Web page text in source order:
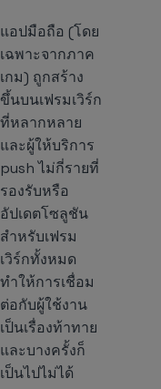
แอปมือถือ (โดย
เฉพาะจากภาค
เกม) ถูกสร้าง
ขึ้นบนเฟรมเวิร์ก
ที่หลากหลาย
และผู้ให้บริการ
push ไม่กี่รายที่
รองรับหรือ
อัปเดตโซลูชัน
สำหรับเฟรม
เวิร์กทั้งหมด
ทำให้การเชื่อม
ต่อกับผู้ใช้งาน
เป็นเรื่องท้าทาย
และบางครั้งก็
เป็นไปไม่ได้